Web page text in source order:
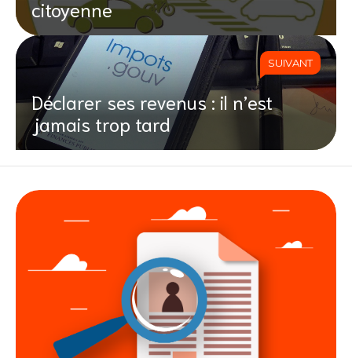
citoyenne
SUIVANT
Déclarer ses revenus : il n’est
jamais trop tard